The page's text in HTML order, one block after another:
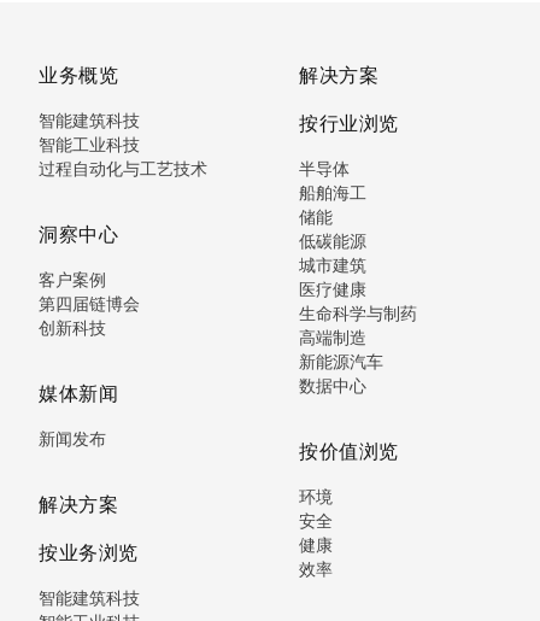
业务概览
智能建筑科技
智能工业科技
过程自动化与工艺技术
洞察中心
客户案例
第四届链博会
创新科技
媒体新闻
新闻发布
解决方案
按业务浏览
智能建筑科技
解决方案
按行业浏览
半导体
船舶海工
储能
低碳能源
城市建筑
医疗健康
生命科学与制药
高端制造
新能源汽车
数据中心
按价值浏览
环境
安全
健康
效率